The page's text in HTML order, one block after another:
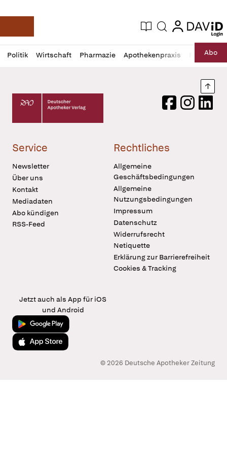
Deutsche Apotheker Zeitung
Aktuelle Ausgabe
Suche login
login
Politik Wirtschaft Pharmazie Apothekenpraxis RechtAbo
Profil
öffnen
Daz
Pur
Deutscher Apotheker Verlag Logo
FacebookInstagram
Service
Newsletter
Über uns
Kontakt
Mediadaten
Abo kündigen
RSS-Feed
Rechtliches
Allgemeine
Geschäftsbedingungen
Allgemeine
Nutzungsbedingungen
Impressum
Datenschutz
Widerrufsrecht
Netiquette
Erklärung zur Barrierefreiheit
Cookies & Tracking
Jetzt auch als App für iOS
und Android
Jetzt bei Google Play
Laden im App Store
© 2026 Deutsche Apotheker Zeitung